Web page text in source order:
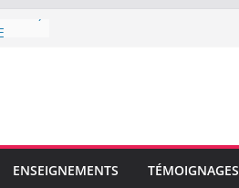
ENSEIGNEMENTS TÉMOIGNAGES